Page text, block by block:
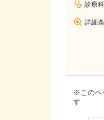
診療
詳細
※このペ
す